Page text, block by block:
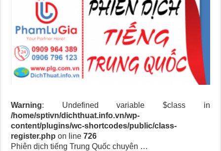
Warning: Undefined variable $class in
/home/sptivn/dichthuat.info.vn/wp-
content/plugins/wc-shortcodes/public/class-
register.php on line726
Phiên dịch tiếng Trung Quốc chuyên …